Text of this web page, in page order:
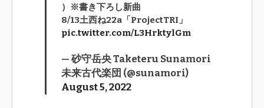
）※書き下ろし新曲
8/13土西ね22a「ProjectTRI」
pic.twitter.com/L3HrktylGm
— 砂守岳央 Taketeru Sunamori
未来古代楽団 (@sunamori)
August 5, 2022